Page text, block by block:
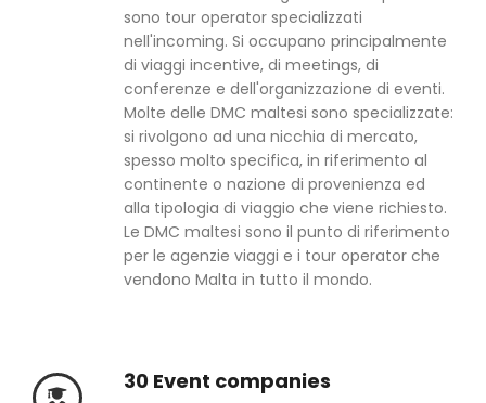
sono tour operator specializzati
nell'incoming. Si occupano principalmente
di viaggi incentive, di meetings, di
conferenze e dell'organizzazione di eventi.
Molte delle DMC maltesi sono specializzate:
si rivolgono ad una nicchia di mercato,
spesso molto specifica, in riferimento al
continente o nazione di provenienza ed
alla tipologia di viaggio che viene richiesto.
Le DMC maltesi sono il punto di riferimento
per le agenzie viaggi e i tour operator che
vendono Malta in tutto il mondo.
30 Event companies